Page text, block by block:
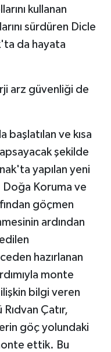
kullanan
sürdüren Dicle
da hayata
arz güvenliği de
başlatılan ve kısa
şekilde
yapılan yeni
Doğa Koruma ve
göçmen
ardından
hazırlanan
monte
bilgi veren
Çatır,
göç yolundaki
ettik. Bu